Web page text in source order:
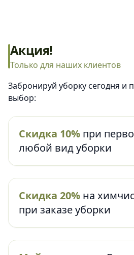
Акция!
Только для наших клиентов
Забронируй уборку сегодня и
выбор:
Скидка 10% при
любой вид уборки
Скидка 20% на
при заказе уборки